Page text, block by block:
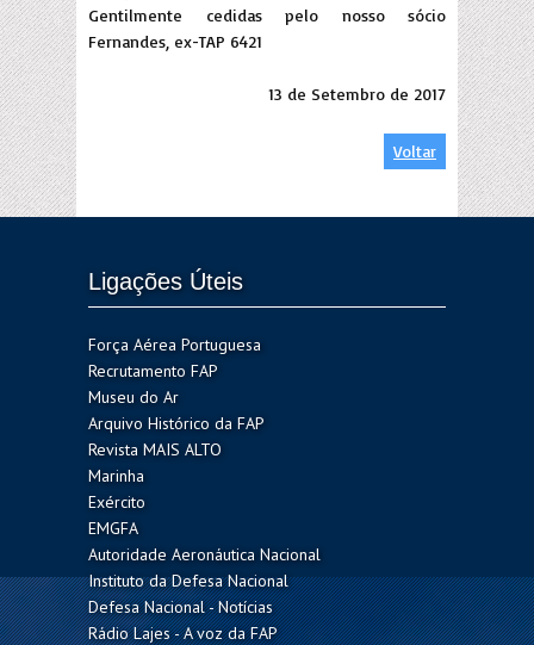
Gentilmente cedidas pelo nosso sócio
Fernandes, ex-TAP 6421
13 de Setembro de 2017
Voltar
Ligações Úteis
Força Aérea Portuguesa
Recrutamento FAP
Museu do Ar
Arquivo Histórico da FAP
Revista MAIS ALTO
Marinha
Exército
EMGFA
Autoridade Aeronáutica Nacional
Instituto da Defesa Nacional
Defesa Nacional - Notícias
Rádio Lajes - A voz da FAP